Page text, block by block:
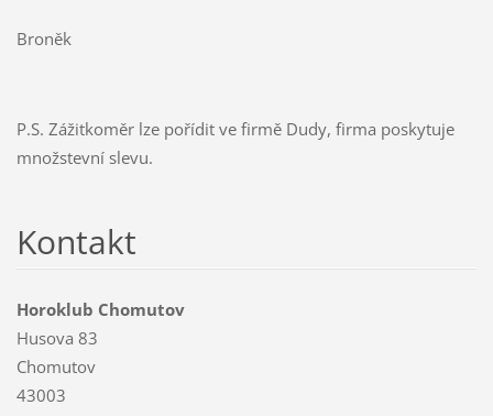
Broněk
P.S. Zážitkoměr lze pořídit ve firmě Dudy, firma poskytuje
množstevní slevu.
Kontakt
Horoklub Chomutov
Husova 83
Chomutov
43003